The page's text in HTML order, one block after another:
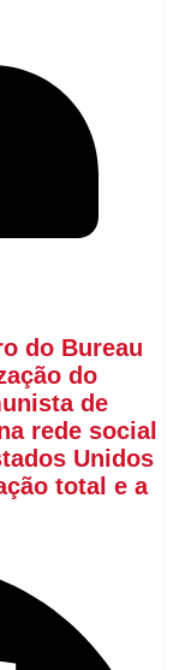
do Bureau
do
de
rede social
Unidos
total e a